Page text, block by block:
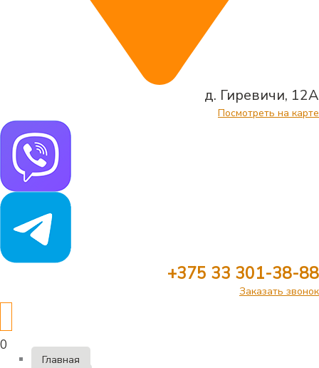
д. Гиревичи, 12А
Посмотреть на карте
+375 33 301-38-88
Заказать звонок
0
Главная